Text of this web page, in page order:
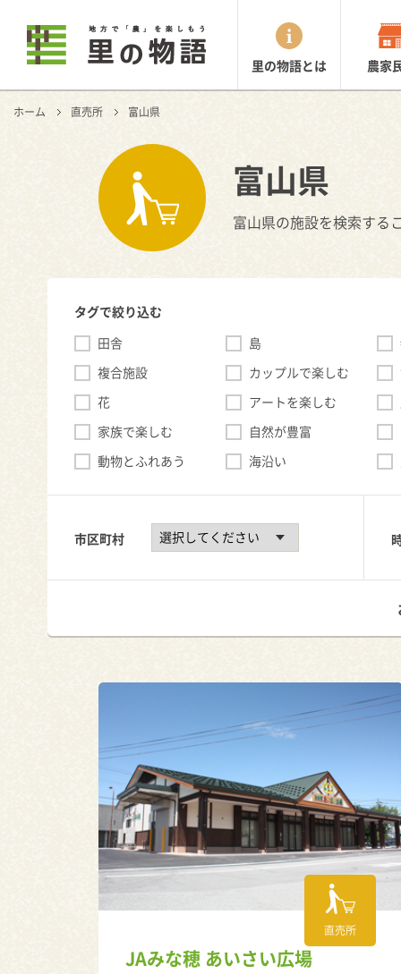
里の物語とは 農家
ホーム 直売所 富山県
富山県
富山県の施設を検索する
タグで絞り込む
田舎
島
複合施設
カップルで楽しむ
花
アートを楽しむ
家族で楽しむ
自然が豊富
動物とふれあう
海沿い
市区町村
直売所
JAみな穂 あいさい広場